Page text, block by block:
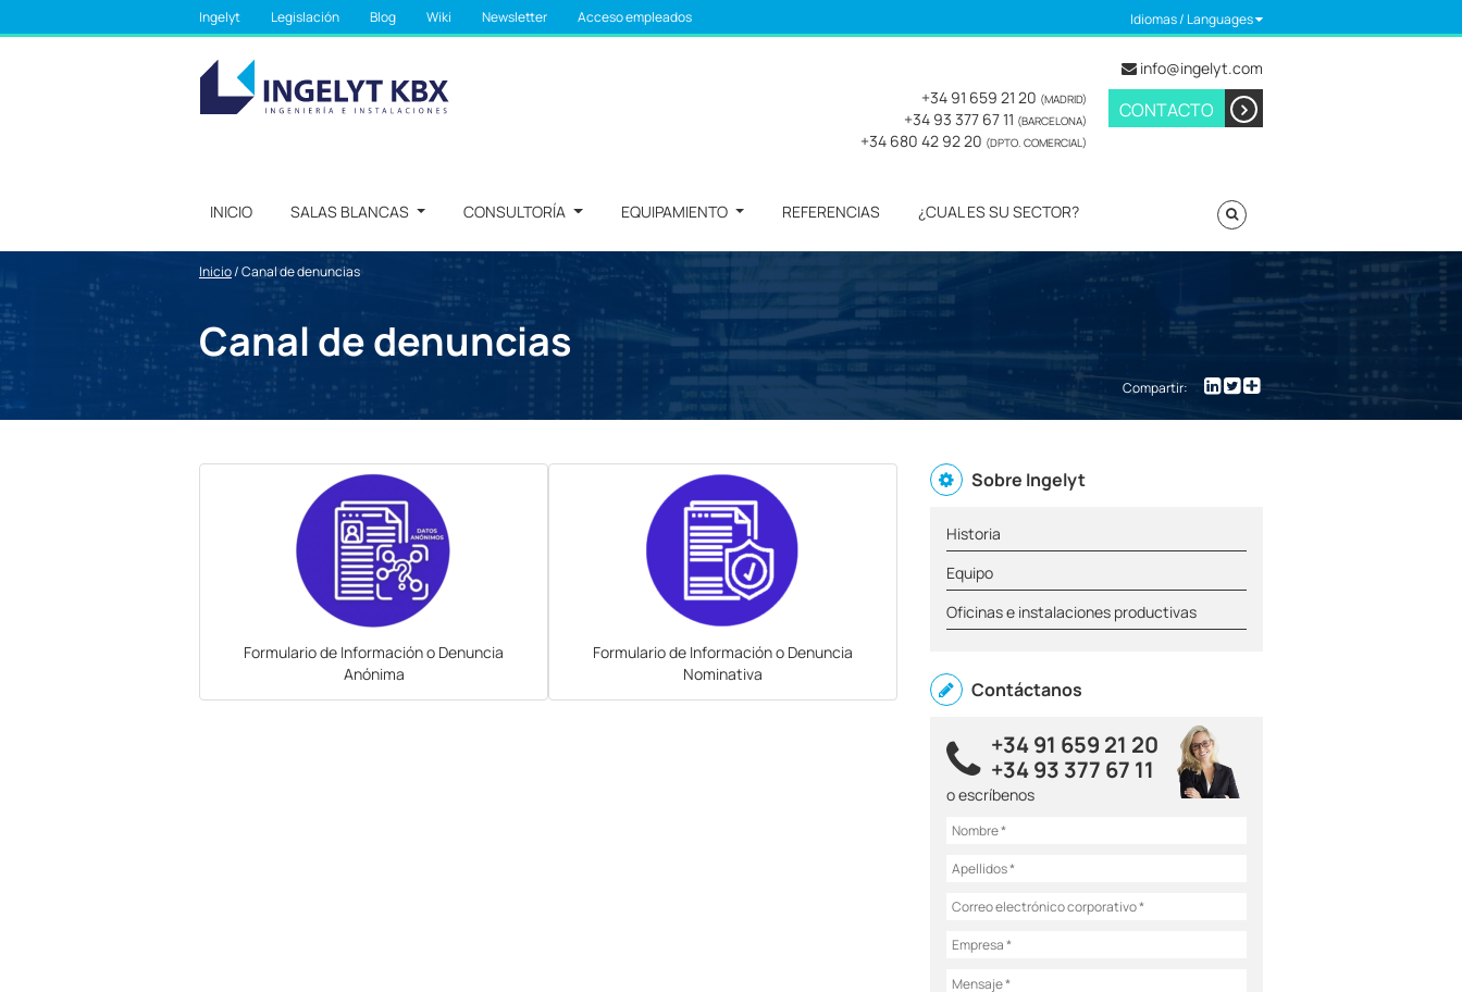
Ingelyt Legislación Blog Wiki Newsletter Acceso empleados Idiomas / Languages
info@ingelyt.com
CONTACTO
+34 91 659 21 20 (MADRID)
+34 93 377 67 11 (BARCELONA)
+34 680 42 92 20 (DPTO. COMERCIAL)
INICIO SALAS BLANCAS CONSULTORÍA EQUIPAMIENTO REFERENCIAS ¿CUAL ES SU SECTOR?
Inicio/Canal de denuncias
Canal de denuncias
Compartir:
Formulario de Información o Denuncia
Anónima
Formulario de Información o Denuncia
Nominativa
Sobre Ingelyt
Historia
Equipo
Oficinas e instalaciones productivas
Contáctanos
+34 91 659 21 20
+34 93 377 67 11
o escríbenos